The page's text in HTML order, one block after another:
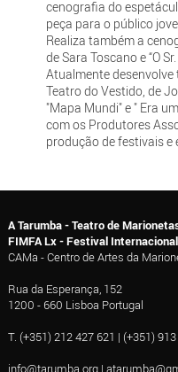
cenografia do
peça para o público
Realiza também a
de Sara Toscano e “O
Atualmente
Teatro do Vestido, de
"Mapa Mundi" e " Era
com os Produtores
produção de festivais e
A Tarumba - Teatro de
FIMFA Lx - Festival
CAMa - Centro de Artes da
Rua da Esperança, 152
1200 - 660 Lisboa Portugal
T. (+351) 212 427 621 | (+351)
info@tarumba.org|